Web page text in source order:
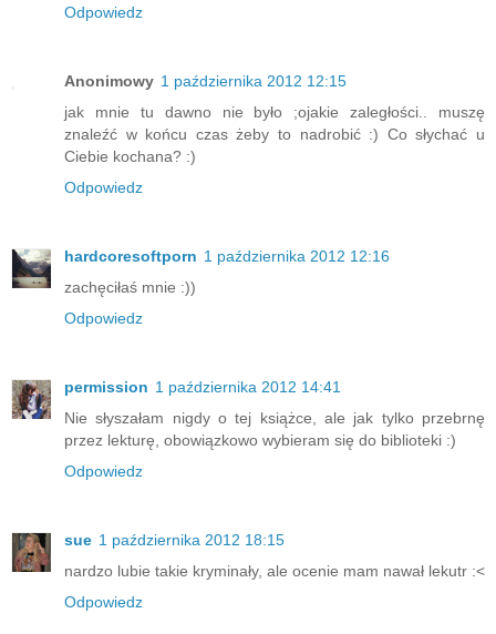
Odpowiedz
Anonimowy 1 października 2012 12:15
jak mnie tu dawno nie było ;ojakie zaległości.. muszę
znaleźć w końcu czas żeby to nadrobić :) Co słychać u
Ciebie kochana? :)
Odpowiedz
hardcoresoftporn 1 października 2012 12:16
zachęciłaś mnie :))
Odpowiedz
permission 1 października 2012 14:41
Nie słyszałam nigdy o tej książce, ale jak tylko przebrnę
przez lekturę, obowiązkowo wybieram się do biblioteki :)
Odpowiedz
sue 1 października 2012 18:15
nardzo lubie takie kryminały, ale ocenie mam nawał lekutr :<
Odpowiedz